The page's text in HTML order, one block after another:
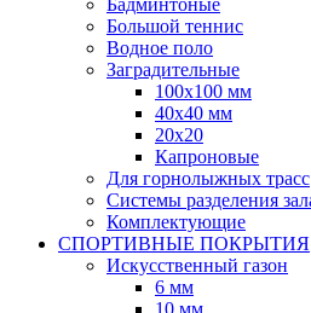
Бадминтоные
Большой теннис
Водное поло
Заградительные
100х100 мм
40х40 мм
20х20
Капроновые
Для горнолыжных трасс
Системы разделения
Комплектующие
СПОРТИВНЫЕ ПОКРЫТИЯ
Искусственный газон
6 мм
10 мм